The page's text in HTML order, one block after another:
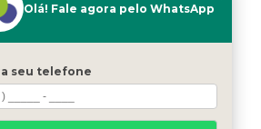
QUEM SOMOS
CONTATO
CATEGORIAS
MAPA DO SITE
Olá! Fale agora pelo WhatsApp
seu telefone